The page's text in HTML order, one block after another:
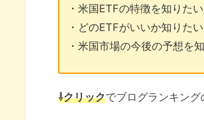
・米国ETFの特徴を知りたい
・どのETFがいいか知りたい
・米国市場の今後の予想を
⇩クリックでブログランキング